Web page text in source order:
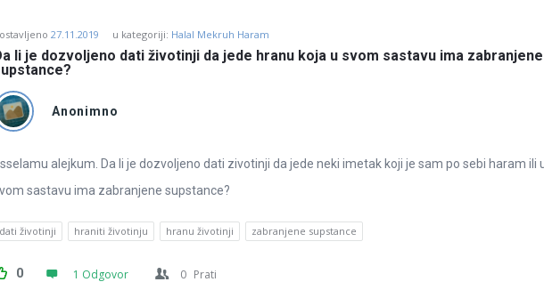
27.11.2019 u kategoriji: Halal Mekruh Haram
li je dozvoljeno dati životinji da jede hranu koja u svom sastavu ima zabranjene
Anonimno
alejkum. Da li je dozvoljeno dati zivotinji da jede neki imetak koji je sam po sebi haram ili
sastavu ima zabranjene supstance?
dati životinji hraniti životinju hranu životinji zabranjene supstance
0 1 Odgovor 0 Prati